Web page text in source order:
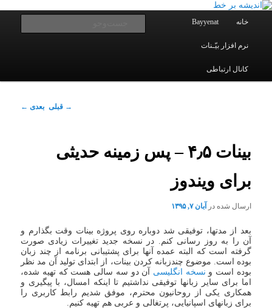
پرش
محتوای
یادداشتهای یک معلم در باب زندگی، اخلاق، اخبار، علم و سیاست
خانه Bayyenat
نرم افزار بیّـنات
کانال ارتباطی
ناوبری
→ قبلی بعدی ←
بینات ۴٫۵ – پس زمینه حدیثی
برای ویندوز
ارسال شده درآبان ۷, ۱۳۹۵
بعد از مدتها، توفیقی شد دوباره روی پروژه بینات وقت بگذارم و
آن را به روز رسانی کنم. در نسخه جدید تغییرات زیادی صورت
گرفته است که البته عمده آنها برای پشتیبانی برنامه از چند زبان
بوده است. موضوع چندزبانه کردن بینات، از ابتدای تولید آن مد نظر
بوده است و نسخه انگلیسی آن دو سه سالی هست که تهیه شده،
اما برای سایر زبانها توفیقی نداشتیم تا اینکه امسال، با پیگیری و
همکاری یکی از روحانیون محترم، موفق شدیم رابط کاربری را
برای زبانهای اسپانیایی، پرتغالی و عربی هم تهیه کنیم.